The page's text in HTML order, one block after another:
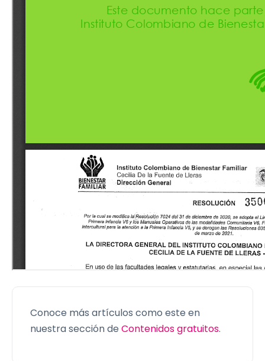
Conoce más artículos como este en
nuestra sección de Contenidos gratuitos.